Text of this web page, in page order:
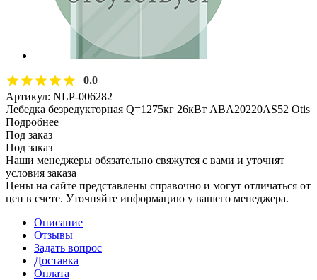
0.0
Артикул: NLP-006282
Лебедка безредукторная Q=1275кг 26кВт ABA20220AS52 Otis
Подробнее
Под заказ
Под заказ
Наши менеджеры обязательно свяжутся с вами и уточнят
условия заказа
Цены на сайте представлены справочно и могут отличаться от
цен в счете. Уточняйте информацию у вашего менеджера.
Описание
Отзывы
Задать вопрос
Доставка
Оплата